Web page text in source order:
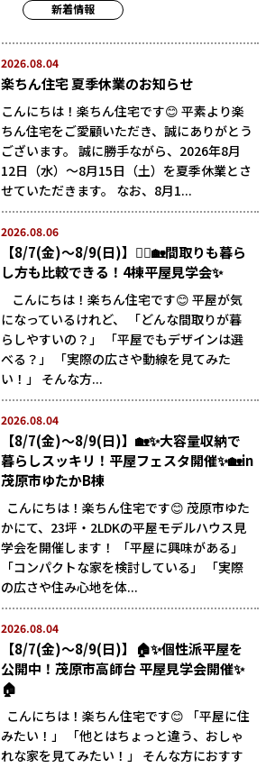
新着情報
2026.08.04
楽ちん住宅 夏季休業のお知らせ
こんにちは！楽ちん住宅です😊 平素より楽
ちん住宅をご愛顧いただき、誠にありがとう
ございます。 誠に勝手ながら、2026年8月
12日（水）～8月15日（土）を夏季休業とさ
せていただきます。 なお、8月1...
2026.08.06
【8/7(金)～8/9(日)】🚶‍♂️🏡間取りも暮ら
し方も比較できる！4棟平屋見学会✨
こんにちは！楽ちん住宅です😊 平屋が気
になっているけれど、 「どんな間取りが暮
らしやすいの？」 「平屋でもデザインは選
べる？」 「実際の広さや動線を見てみた
い！」 そんな方...
2026.08.04
【8/7(金)～8/9(日)】🏡✨大容量収納で
暮らしスッキリ！平屋フェスタ開催✨🏡in
茂原市ゆたかB棟
こんにちは！楽ちん住宅です😊 茂原市ゆた
かにて、23坪・2LDKの平屋モデルハウス見
学会を開催します！ 「平屋に興味がある」
「コンパクトな家を検討している」 「実際
の広さや住み心地を体...
2026.08.04
【8/7(金)～8/9(日)】🏠✨個性派平屋を
公開中！茂原市高師台 平屋見学会開催✨
🏠
こんにちは！楽ちん住宅です😊 「平屋に住
みたい！」 「他とはちょっと違う、おしゃ
れな家を見てみたい！」 そんな方におすす